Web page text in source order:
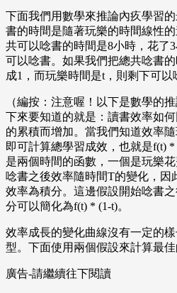
下面我們用數學來推論內疚學習
書的時間是隨著玩樂的時間線性
共可以唸書的時間是8小時，花了
可以唸書。如果我們把總共唸書
成1，而玩樂時間是t，則剩下可以
（編按：注意喔！以下是數學的
下來要知道的就是：讀書效率如
的累積而增加。當我們知道效率
即可計算總學習成效，也就是f(t)
是兩個時間的函數，一個是玩樂
唸書之後效率隨時間T的變化，因
效率為積分。這邊假設開始唸書
分可以簡化為f(t) * (1-t)。
效率成長的變化曲線沒有一定的
型。下面使用兩個假設來計算最佳
廣告-請繼續往下閱讀